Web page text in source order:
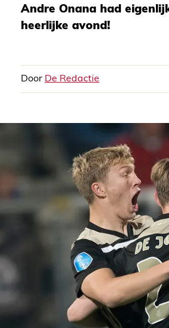
Andre Onana had
heerlijke avond!
Door De Redactie